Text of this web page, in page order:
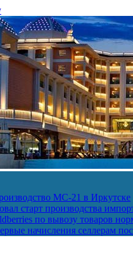
МС-21 в Иркутске
старт производства
по вывозу товаров
начисления селлерам